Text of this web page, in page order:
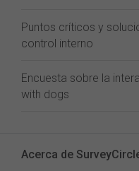
Puntos críticos y
control interno
Encuesta sobre la
with dogs
Acerca de